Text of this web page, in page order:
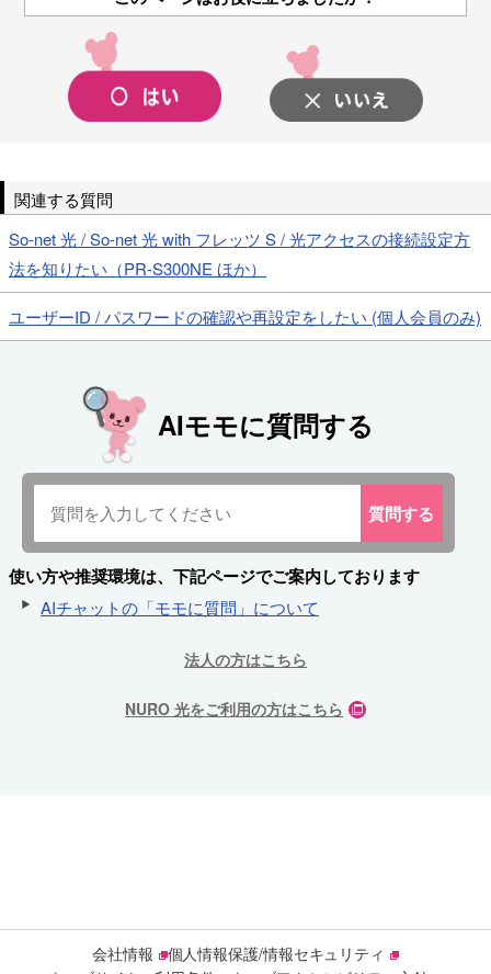
関連する質問
So-net 光 / So-net 光 with フレッツ S / 光アクセスの接続設定方
法を知りたい（PR-S300NE ほか）
ユーザーID / パスワードの確認や再設定をしたい (個人会員のみ)
AIモモに質問する
質問する
使い方や推奨環境は、下記ページでご案内しております
AIチャットの「モモに質問」について
法人の方はこちら
NURO 光をご利用の方はこちら
会社情報
個人情報保護/情報セキュリティ